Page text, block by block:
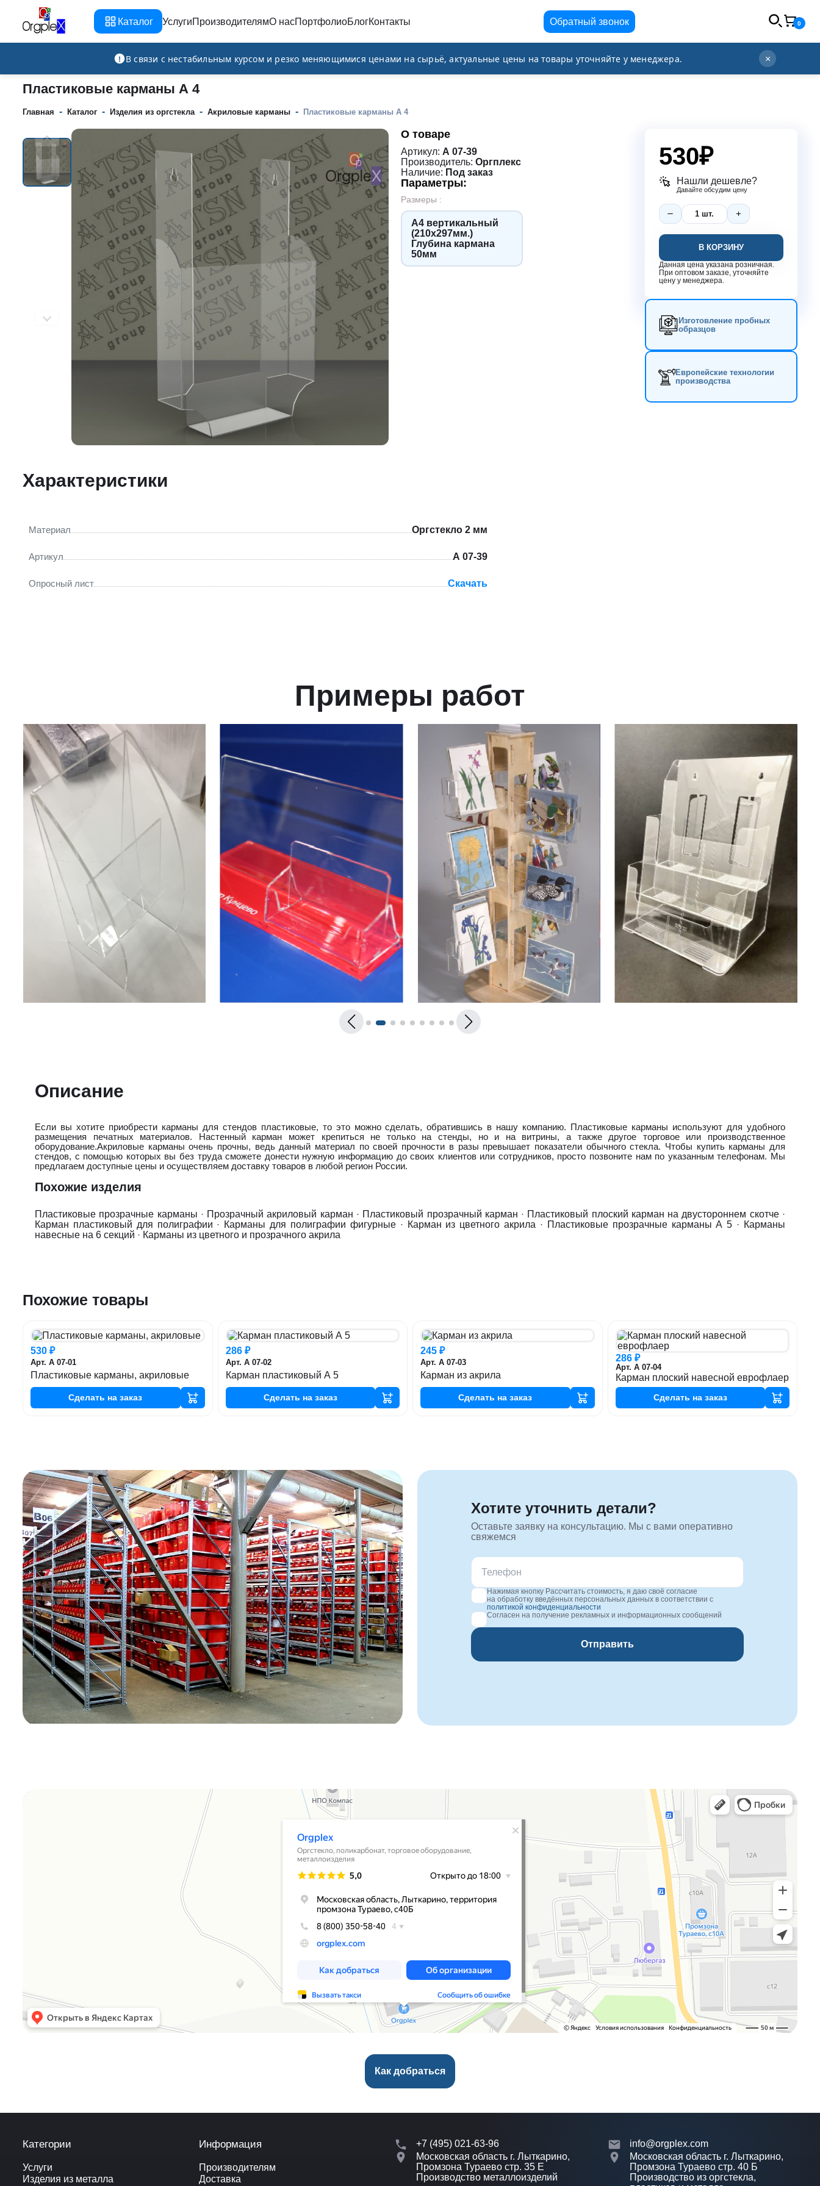
Каталог УслугиПроизводителямО насПортфолиоБлогКонтакты Обратный звонок 0
В связи с нестабильным курсом и резко меняющимися ценами на сырьё, актуальные цены на товары уточняйте у менеджера. ×
Рекламно-производственная компания info@orgplex.com +7 (495) 021-63-96
Пластиковые карманы А 4
Главная - Каталог - Изделия из оргстекла - Акриловые карманы - Пластиковые карманы А 4
О товаре
Артикул: А 07-39
Производитель:Оргплекс
Наличие: Под заказ
Параметры:
Размеры :
А4 вертикальный
(210х297мм.)
Глубина кармана
50мм
530₽
Нашли дешевле?
Давайте обсудим цену
В КОРЗИНУ
Данная цена указана розничная.
При оптовом заказе, уточняйте
цену у менеджера.
Изготовление пробных
образцов
Европейские технологии
производства
Характеристики
Материал Оргстекло 2 мм
Артикул А 07-39
Опросный лист Скачать
Примеры работ
Описание
Если вы хотите приобрести карманы для стендов пластиковые, то это можно сделать, обратившись в нашу компанию. Пластиковые карманы используют для удобного
размещения печатных материалов. Настенный карман может крепиться не только на стенды, но и на витрины, а также другое торговое или производственное
оборудование.Акриловые карманы очень прочны, ведь данный материал по своей прочности в разы превышает показатели обычного стекла. Чтобы купить карманы для
стендов, с помощью которых вы без труда сможете донести нужную информацию до своих клиентов или сотрудников, просто позвоните нам по указанным телефонам. Мы
предлагаем доступные цены и осуществляем доставку товаров в любой регион России.
Похожие изделия
Пластиковые прозрачные карманы · Прозрачный акриловый карман · Пластиковый прозрачный карман · Пластиковый плоский карман на двустороннем скотче·
Карман пластиковый для полиграфии · Карманы для полиграфии фигурные· Карман из цветного акрила · Пластиковые прозрачные карманы А 5 · Карманы
навесные на 6 секций · Карманы из цветного и прозрачного акрила
Похожие товары
530 ₽
Арт. А 07-01
Пластиковые карманы, акриловые
Сделать на заказ
286 ₽
Арт. А 07-02
Карман пластиковый А 5
Сделать на заказ
245 ₽
Арт. А 07-03
Карман из акрила
Сделать на заказ
286 ₽
Арт. А 07-04
Карман плоский навесной еврофлаер
Сделать на заказ
Хотите уточнить детали?
Оставьте заявку на консультацию. Мы с вами оперативно
свяжемся
Нажимая кнопку Рассчитать стоимость, я даю своё согласие
на обработку введённых персональных данных в соответствии с
политикой конфиденциальности
Согласен на получение рекламных и информационных сообщений
Отправить
Orgplex
Как добраться
Категории
Услуги
Изделия из металла
Информация
Производителям
Доставка
+7 (495) 021-63-96
Московская область г. Лыткарино,
Промзона Тураево стр. 35 Е
Производство металлоизделий
info@orgplex.com
Московская область г. Лыткарино,
Промзона Тураево стр. 40 Б
Производство из оргстекла,